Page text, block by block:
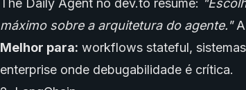
The Daily Agent no dev.to resume:
máximo sobre a arquitetura do agente."A
Melhor para: workflows stateful,
enterprise onde debugabilidade é crítica.